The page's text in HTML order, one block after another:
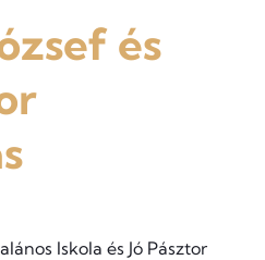
és
Iskola és Jó Pásztor